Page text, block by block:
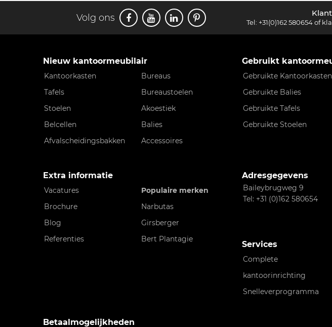
Volg ons Tel: +31(0)162 580654of
Nieuw kantoormeubilair
Kantoorkasten
Bureaus
Tafels
Bureaustoelen
Stoelen
Akoestiek
Belcellen
Balies
Afvalscheidingsbakken
Accessoires
Extra informatie
Vacatures
Populaire merken
Brochure
Narbutas
Blog
Girsberger
Referenties
Bert Plantagie
Betaalmogelijkheden
Gebruikt
Gebruikte Kantoorkasten
Gebruikte Balies
Gebruikte Tafels
Gebruikte Stoelen
Adresgegevens
Baileybrugweg 9
Tel: +31 (0)162 580654
Services
Complete
kantoorinrichting
Snelleverprogramma